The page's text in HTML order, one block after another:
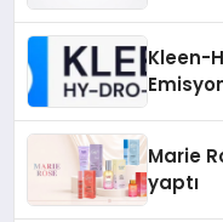
Kleen-
Marie
yaptı